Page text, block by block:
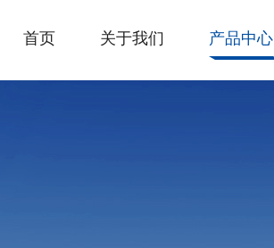
首页 关于我们 产品中心